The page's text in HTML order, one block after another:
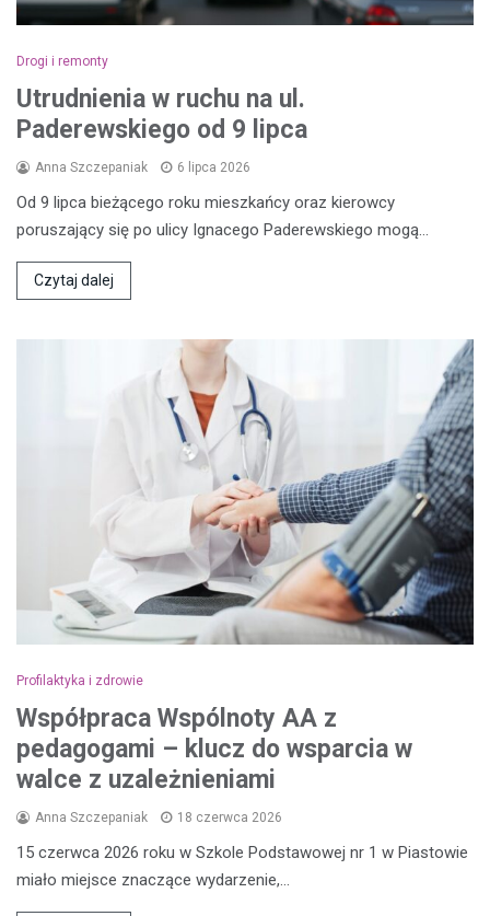
Drogi i remonty
Utrudnienia w ruchu na ul.
Paderewskiego od 9 lipca
Anna Szczepaniak 6 lipca 2026
Od 9 lipca bieżącego roku mieszkańcy oraz kierowcy
poruszający się po ulicy Ignacego Paderewskiego mogą…
Czytaj dalej
Profilaktyka i zdrowie
Współpraca Wspólnoty AA z
pedagogami – klucz do wsparcia w
walce z uzależnieniami
Anna Szczepaniak 18 czerwca 2026
15 czerwca 2026 roku w Szkole Podstawowej nr 1 w Piastowie
miało miejsce znaczące wydarzenie,…